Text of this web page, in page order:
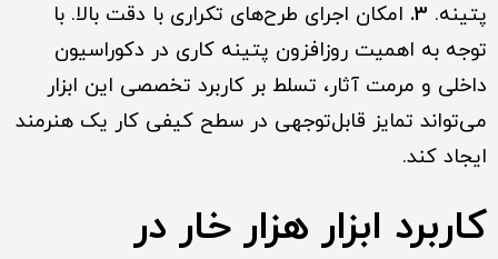
پتینه. 3. امکان اجرای طرح‌های تکراری با دقت بالا. با
توجه به اهمیت روزافزون پتینه کاری در دکوراسیون
داخلی و مرمت آثار، تسلط بر کاربرد تخصصی این ابزار
می‌تواند تمایز قابل‌توجهی در سطح کیفی کار یک هنرمند
ایجاد کند.
کاربرد ابزار هزار خار در